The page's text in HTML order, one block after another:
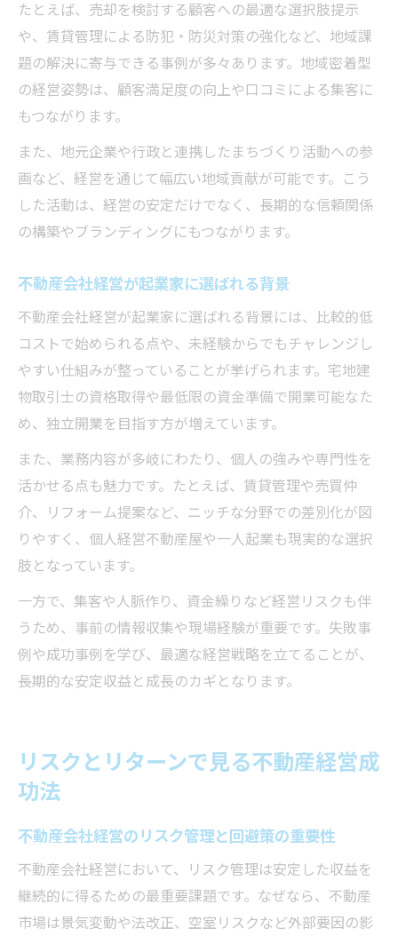
たとえば、売却を検討する顧客への最適な選択肢提示
や、賃貸管理による防犯・防災対策の強化など、地域課
題の解決に寄与できる事例が多々あります。地域密着型
の経営姿勢は、顧客満足度の向上や口コミによる集客に
もつながります。
また、地元企業や行政と連携したまちづくり活動への参
画など、経営を通じて幅広い地域貢献が可能です。こう
した活動は、経営の安定だけでなく、長期的な信頼関係
の構築やブランディングにもつながります。
不動産会社経営が起業家に選ばれる背景
不動産会社経営が起業家に選ばれる背景には、比較的低
コストで始められる点や、未経験からでもチャレンジし
やすい仕組みが整っていることが挙げられます。宅地建
物取引士の資格取得や最低限の資金準備で開業可能なた
め、独立開業を目指す方が増えています。
また、業務内容が多岐にわたり、個人の強みや専門性を
活かせる点も魅力です。たとえば、賃貸管理や売買仲
介、リフォーム提案など、ニッチな分野での差別化が図
りやすく、個人経営不動産屋や一人起業も現実的な選択
肢となっています。
一方で、集客や人脈作り、資金繰りなど経営リスクも伴
うため、事前の情報収集や現場経験が重要です。失敗事
例や成功事例を学び、最適な経営戦略を立てることが、
長期的な安定収益と成長のカギとなります。
リスクとリターンで見る不動産経営成
功法
不動産会社経営のリスク管理と回避策の重要性
不動産会社経営において、リスク管理は安定した収益を
継続的に得るための最重要課題です。なぜなら、不動産
市場は景気変動や法改正、空室リスクなど外部要因の影